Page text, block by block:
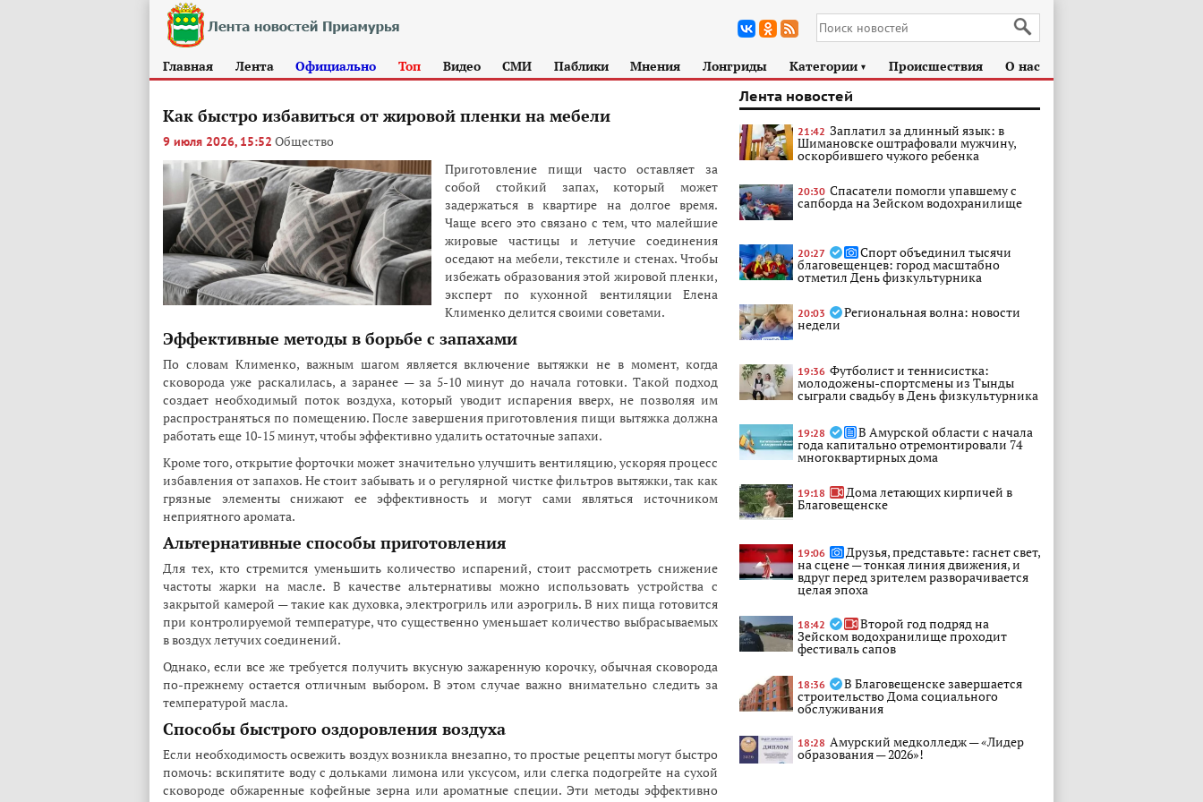
Главная Лента Официально Топ Видео СМИ Паблики Мнения Лонгриды Категории ► Происшествия О нас
Как быстро избавиться от жировой пленки на мебели
9 июля 2026, 15:52 Общество
Приготовление пищи часто оставляет за
собой стойкий запах, который может
задержаться в квартире на долгое время.
Чаще всего это связано с тем, что малейшие
жировые частицы и летучие соединения
оседают на мебели, текстиле и стенах. Чтобы
избежать образования этой жировой пленки,
эксперт по кухонной вентиляции Елена
Клименко делится своими советами.
Эффективные методы в борьбе с запахами
По словам Клименко, важным шагом является включение вытяжки не в момент, когда
сковорода уже раскалилась, а заранее — за 5-10 минут до начала готовки. Такой подход
создает необходимый поток воздуха, который уводит испарения вверх, не позволяя им
распространяться по помещению. После завершения приготовления пищи вытяжка должна
работать еще 10-15 минут, чтобы эффективно удалить остаточные запахи.
Кроме того, открытие форточки может значительно улучшить вентиляцию, ускоряя процесс
избавления от запахов. Не стоит забывать и о регулярной чистке фильтров вытяжки, так как
грязные элементы снижают ее эффективность и могут сами являться источником
неприятного аромата.
Альтернативные способы приготовления
Для тех, кто стремится уменьшить количество испарений, стоит рассмотреть снижение
частоты жарки на масле. В качестве альтернативы можно использовать устройства с
закрытой камерой — такие как духовка, электрогриль или аэрогриль. В них пища готовится
при контролируемой температуре, что существенно уменьшает количество выбрасываемых
в воздух летучих соединений.
Однако, если все же требуется получить вкусную зажаренную корочку, обычная сковорода
по-прежнему остается отличным выбором. В этом случае важно внимательно следить за
температурой масла.
Способы быстрого оздоровления воздуха
Если необходимость освежить воздух возникла внезапно, то простые рецепты могут быстро
помочь: вскипятите воду с дольками лимона или уксусом, или слегка подогрейте на сухой
сковороде обжаренные кофейные зерна или ароматные специи. Эти методы эффективно
Лента новостей
21:42 Заплатил за длинный язык: в
Шимановске оштрафовали мужчину,
оскорбившего чужого ребенка
20:30 Спасатели помогли упавшему с
сапборда на Зейском водохранилище
20:27 Спорт объединил тысячи
благовещенцев: город масштабно
отметил День физкультурника
20:03 Региональная волна: новости
недели
19:36 Футболист и теннисистка:
молодожены-спортсмены из Тынды
сыграли свадьбу в День физкультурника
19:28 В Амурской области с начала
года капитально отремонтировали 74
многоквартирных дома
19:18 Дома летающих кирпичей в
Благовещенске
19:06 Друзья, представьте: гаснет свет,
на сцене — тонкая линия движения, и
вдруг перед зрителем разворачивается
целая эпоха
18:42 Второй год подряд на
Зейском водохранилище проходит
фестиваль сапов
18:36 В Благовещенске завершается
строительство Дома социального
обслуживания
18:28 Амурский медколледж — «Лидер
образования — 2026»!